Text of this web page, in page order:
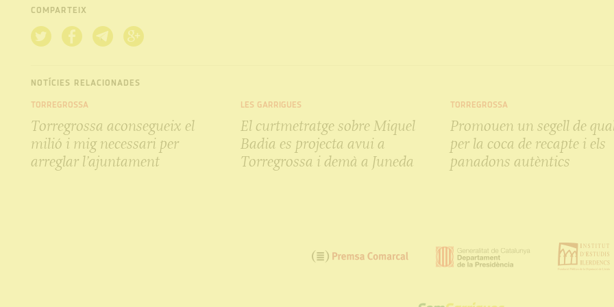
COMPARTEIX
NOTÍCIES RELACIONADES
TORREGROSSA
Torregrossa aconsegueix el
milió i mig necessari per
arreglar l’ajuntament
LES GARRIGUES
El curtmetratge sobre Miquel
Badia es projecta avui a
Torregrossa i demà a Juneda
TORREGROSSA
Promouen un segell de
per la coca de recapte i els
panadons autèntics